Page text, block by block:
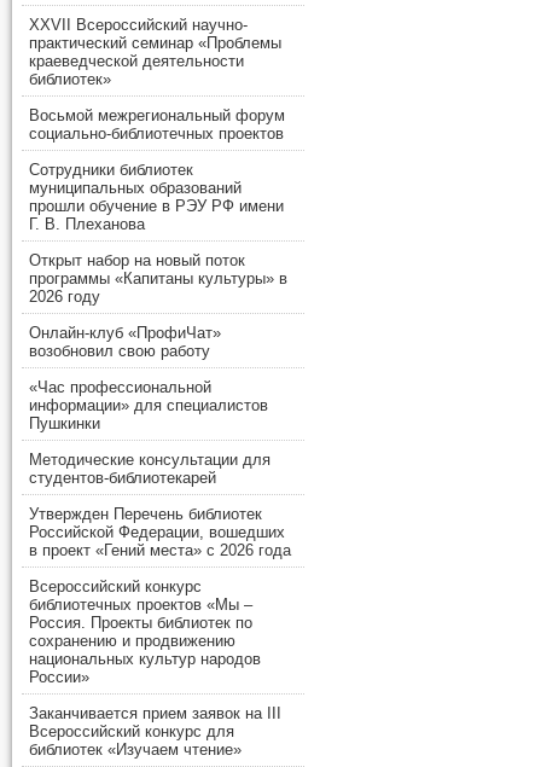
XXVII Всероссийский научно-
практический семинар «Проблемы
краеведческой деятельности
библиотек»
Восьмой межрегиональный форум
социально-библиотечных проектов
Сотрудники библиотек
муниципальных образований
прошли обучение в РЭУ РФ имени
Г. В. Плеханова
Открыт набор на новый поток
программы «Капитаны культуры» в
2026 году
Онлайн-клуб «ПрофиЧат»
возобновил свою работу
«Час профессиональной
информации» для специалистов
Пушкинки
Методические консультации для
студентов-библиотекарей
Утвержден Перечень библиотек
Российской Федерации, вошедших
в проект «Гений места» с 2026 года
Всероссийский конкурс
библиотечных проектов «Мы –
Россия. Проекты библиотек по
сохранению и продвижению
национальных культур народов
России»
Заканчивается прием заявок на III
Всероссийский конкурс для
библиотек «Изучаем чтение»